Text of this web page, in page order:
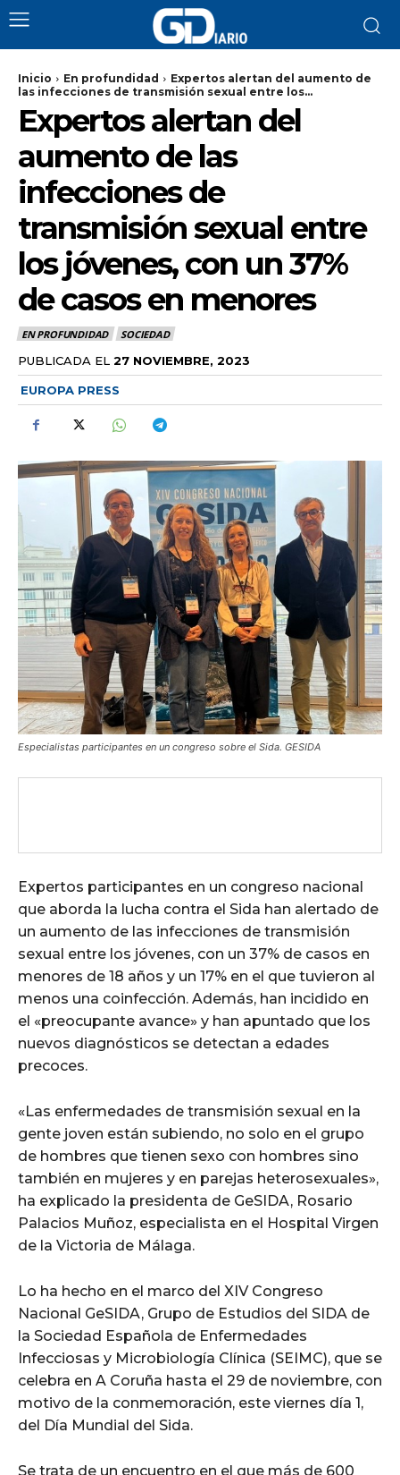
Inicio En profundidad
Expertos alertan del aumento de
las infecciones de transmisión sexual entre los...
Expertos alertan del
aumento de las
infecciones de
transmisión sexual entre
los jóvenes, con un 37%
de casos en menores
EN PROFUNDIDAD SOCIEDAD
PUBLICADA EL 27 NOVIEMBRE, 2023
EUROPA PRESS
Especialistas participantes en un congreso sobre el Sida. GESIDA
Expertos participantes en un congreso nacional
que aborda la lucha contra el Sida han alertado de
un aumento de las infecciones de transmisión
sexual entre los jóvenes, con un 37% de casos en
menores de 18 años y un 17% en el que tuvieron al
menos una coinfección. Además, han incidido en
el «preocupante avance» y han apuntado que los
nuevos diagnósticos se detectan a edades
precoces.
«Las enfermedades de transmisión sexual en la
gente joven están subiendo, no solo en el grupo
de hombres que tienen sexo con hombres sino
también en mujeres y en parejas heterosexuales»,
ha explicado la presidenta de GeSIDA, Rosario
Palacios Muñoz, especialista en el Hospital Virgen
de la Victoria de Málaga.
Lo ha hecho en el marco del XIV Congreso
Nacional GeSIDA, Grupo de Estudios del SIDA de
la Sociedad Española de Enfermedades
Infecciosas y Microbiología Clínica (SEIMC), que se
celebra en A Coruña hasta el 29 de noviembre, con
motivo de la conmemoración, este viernes día 1,
del Día Mundial del Sida.
Se trata de un encuentro en el que más de 600